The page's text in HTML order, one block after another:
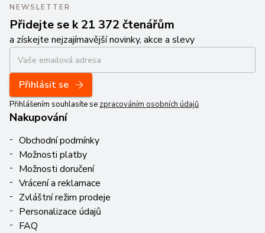
NEWSLETTER
Přidejte se k 21 372 čtenářům
a získejte nejzajímavější novinky, akce a slevy
Přihlásit se
Přihlášením souhlasíte se zpracováním osobních údajů
Nakupování
Obchodní podmínky
Možnosti platby
Možnosti doručení
Vrácení a reklamace
Zvláštní režim prodeje
Personalizace údajů
FAQ